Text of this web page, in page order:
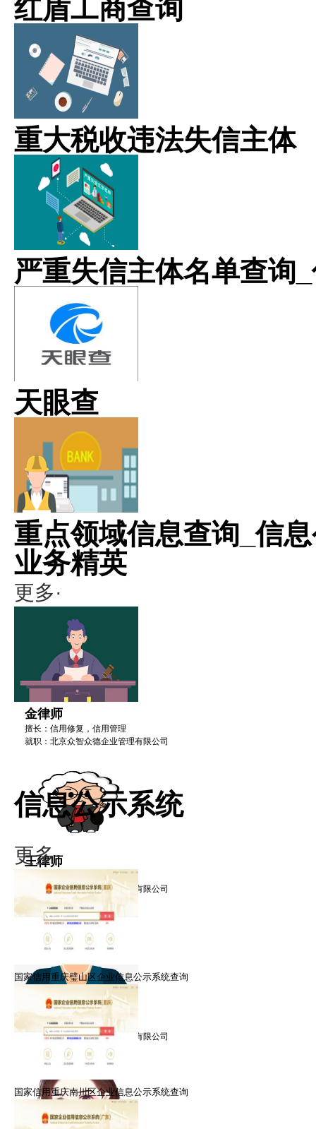
红盾工商查询
重大税收违法失信主体
严重失信主体名单查询
天眼查
重点领域信息查询_信
业务精英
更多·
金律师
擅长：信用修复，信用管理
就职：北京众智众德企业管理有限公司
王律师
擅长：信用修复，信用管理
就职：北京众智众德企业管理有限公司
朱律师
擅长：信用修复，信用管理
就职：北京众智众德企业管理有限公司
信息公示系统
更多·
国家信用重庆璧山区企业信息公示系统查询
国家信用重庆南川区企业信息公示系统查询